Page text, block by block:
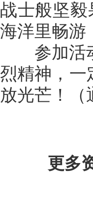
战士般坚
海洋里畅游
参加活动
烈精神，一
放光芒！（
更多